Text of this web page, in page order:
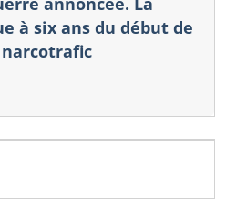
à six ans du début de